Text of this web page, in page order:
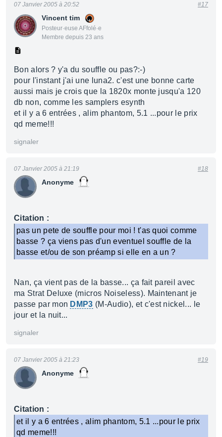
Vincent tim
Posteur·euse AFfolé·e
Membre depuis 23 ans
07 Janvier 2005 à 20:52 #17
Bon alors ? y'a du souffle ou pas?:-)
pour l'instant j'ai une luna2. c'est une bonne carte
aussi mais je crois que la 1820x monte jusqu'a 120
db non, comme les samplers esynth
et il y a 6 entrées , alim phantom, 5.1 ...pour le prix
qd meme!!!
signaler
Anonyme
07 Janvier 2005 à 21:19 #18
Citation :
pas un pete de souffle pour moi ! t'as quoi comme
basse ? ça viens pas d'un eventuel souffle de la
basse et/ou de son préamp si elle en a un ?
Nan, ça vient pas de la basse... ça fait pareil avec
ma Strat Deluxe (micros Noiseless). Maintenant je
passe par mon DMP3 (M-Audio), et c'est nickel... le
jour et la nuit...
signaler
Anonyme
07 Janvier 2005 à 21:23 #19
Citation :
et il y a 6 entrées , alim phantom, 5.1 ...pour le prix
qd meme!!!